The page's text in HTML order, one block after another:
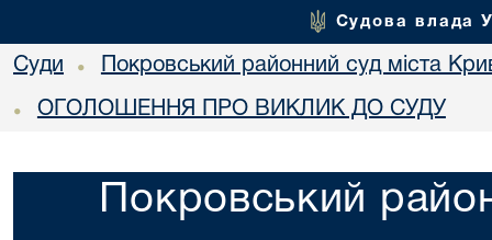
Судова влада
Суди • Покровський районний суд міста
• ОГОЛОШЕННЯ ПРО ВИКЛИК ДО СУДУ
Покровський